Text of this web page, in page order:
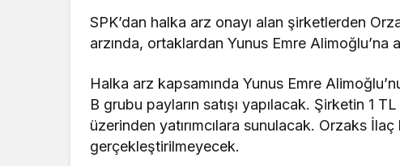
SPK’dan halka arz onayı alan şirketlerden
arzında, ortaklardan Yunus Emre Alimoğlu’na
Halka arz kapsamında Yunus Emre
B grubu payların satışı yapılacak. Şirketin 1
üzerinden yatırımcılara sunulacak. Orzaks İlaç
gerçekleştirilmeyecek.